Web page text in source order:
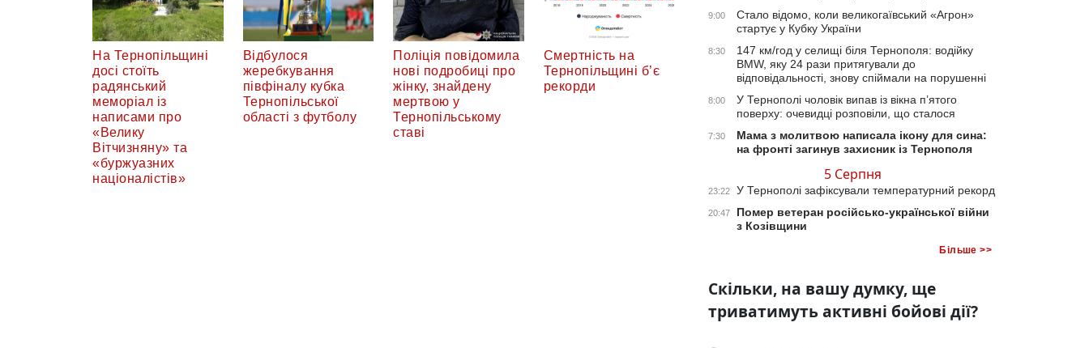
На Тернопільщині
досі стоїть
радянський
меморіал із
написами про
«Велику
Вітчизняну» та
«буржуазних
націоналістів»
Відбулося
жеребкування
півфіналу кубка
Тернопільської
області з футболу
Поліція повідомила
нові подробиці про
жінку, знайдену
мертвою у
Тернопільському
ставі
Смертність на
Тернопільщині б’є
рекорди
9:00
Стало відомо, коли великогаївський «Агрон»
стартує у Кубку України
8:30
147 км/год у селищі біля Тернополя: водійку
BMW, яку 24 рази притягували до
відповідальності, знову спіймали на порушенні
8:00
У Тернополі чоловік випав із вікна п’ятого
поверху: очевидці розповіли, що сталося
7:30
Мама з молитвою написала ікону для сина:
на фронті загинув захисник із Тернополя
5 Серпня
23:22 У Тернополі зафіксували температурний рекорд
20:47
Помер ветеран російсько-української війни
з Козівщини
Більше >>
Скільки, на вашу думку, ще
триватимуть активні бойові дії?